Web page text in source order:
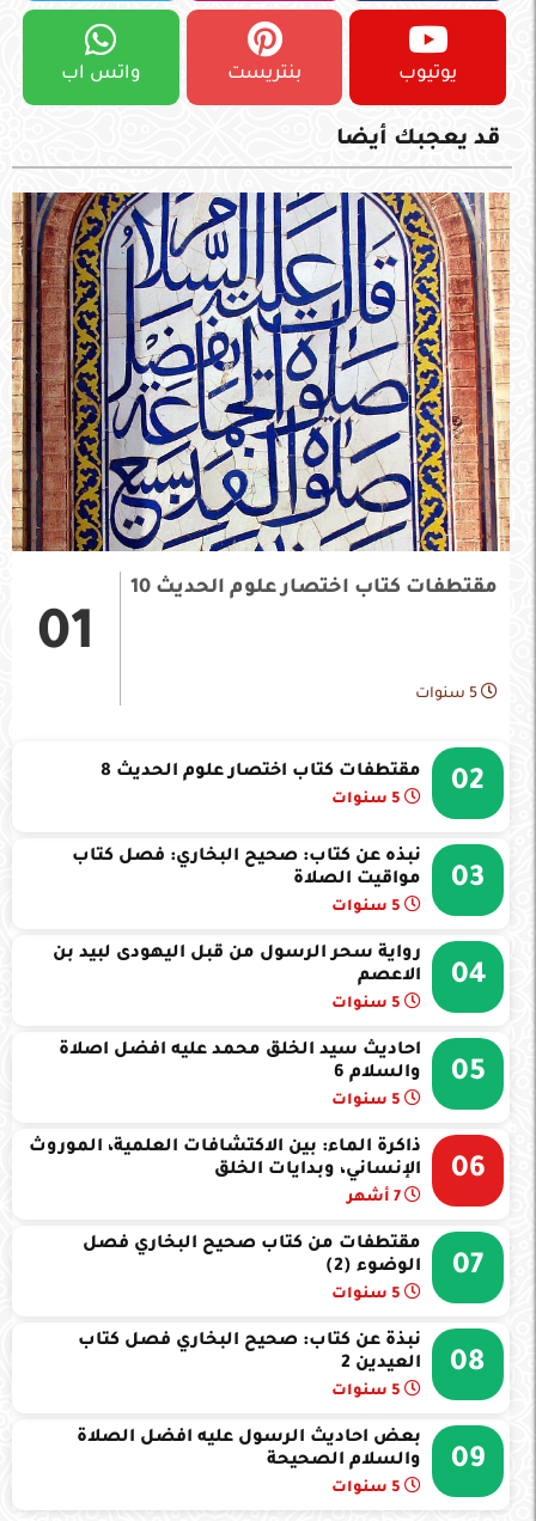
يوتيوب بنتريست واتس اب
قد يعجبك أيضا
مقتطفات كتاب اختصار علوم الحديث 10
01
02 مقتطفات كتاب اختصار علوم الحديث 8
03
نبذه عن كتاب: صحيح البخاري: فصل كتاب
مواقيت الصلاة
04
رواية سحر الرسول من قبل اليهودى لبيد بن
الاعصم
05
احاديث سيد الخلق محمد عليه افضل اصلاة
والسلام 6
06
ذاكرة الماء: بين الاكتشافات العلمية، الموروث
الإنساني، وبدايات الخلق
07
مقتطفات من كتاب صحيح البخاري فصل
الوضوء (2)
08
نبذة عن كتاب: صحيح البخاري فصل كتاب
العيدين 2
09
بعض احاديث الرسول عليه افضل الصلاة
والسلام الصحيحة